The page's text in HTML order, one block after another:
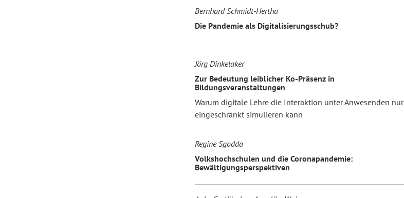
Bernhard Schmidt-Hertha
Die Pandemie als Digitalisierungsschub?
Jörg Dinkelaker
Zur Bedeutung leiblicher Ko-Präsenz in
Bildungsveranstaltungen
Warum digitale Lehre die Interaktion unter Anwesenden nur
eingeschränkt simulieren kann
Regine Sgodda
Volkshochschulen und die Coronapandemie:
Bewältigungsperspektiven